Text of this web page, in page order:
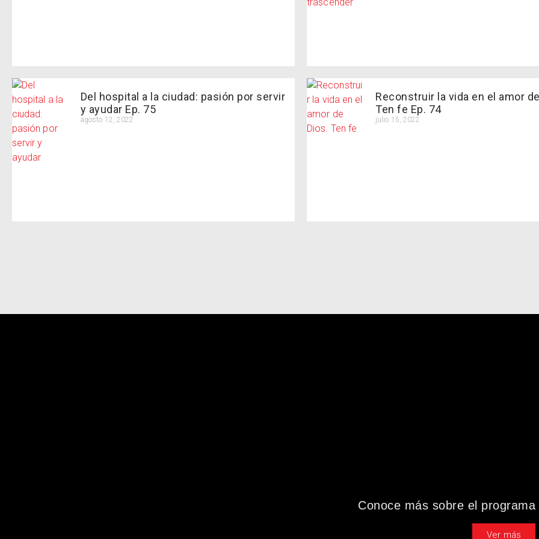
Del hospital a la ciudad: pasión por servir
y ayudar Ep. 75
agosto 12, 2022
Reconstruir la vida en el amor
Ten fe Ep. 74
julio 15, 2022
Conoce más sobre el programa
Ver más